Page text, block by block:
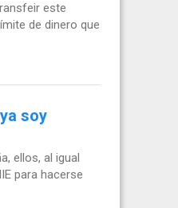
este
de dinero que
soy
ellos, al igual
para hacerse